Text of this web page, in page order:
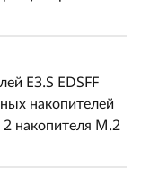
4-го
его
выше по
поколения.
E3.S EDSFF
накопителей
накопителя M.2